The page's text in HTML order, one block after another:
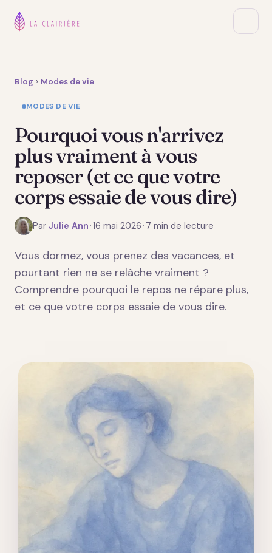
Blog › Modes de vie
MODES DE VIE
Pourquoi vous n'arrivez
plus vraiment à vous
reposer (et ce que votre
corps essaie de vous dire)
Par Julie Ann ·16 mai 2026 · 7 min de lecture
Vous dormez, vous prenez des vacances, et
pourtant rien ne se relâche vraiment ?
Comprendre pourquoi le repos ne répare plus,
et ce que votre corps essaie de vous dire.